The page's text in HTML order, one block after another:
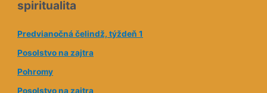
v
a
d
r
e
spiritualita
Predvianočná čelindž, týždeň 1
Posolstvo na zajtra
Pohromy
Posolstvo na zajtra